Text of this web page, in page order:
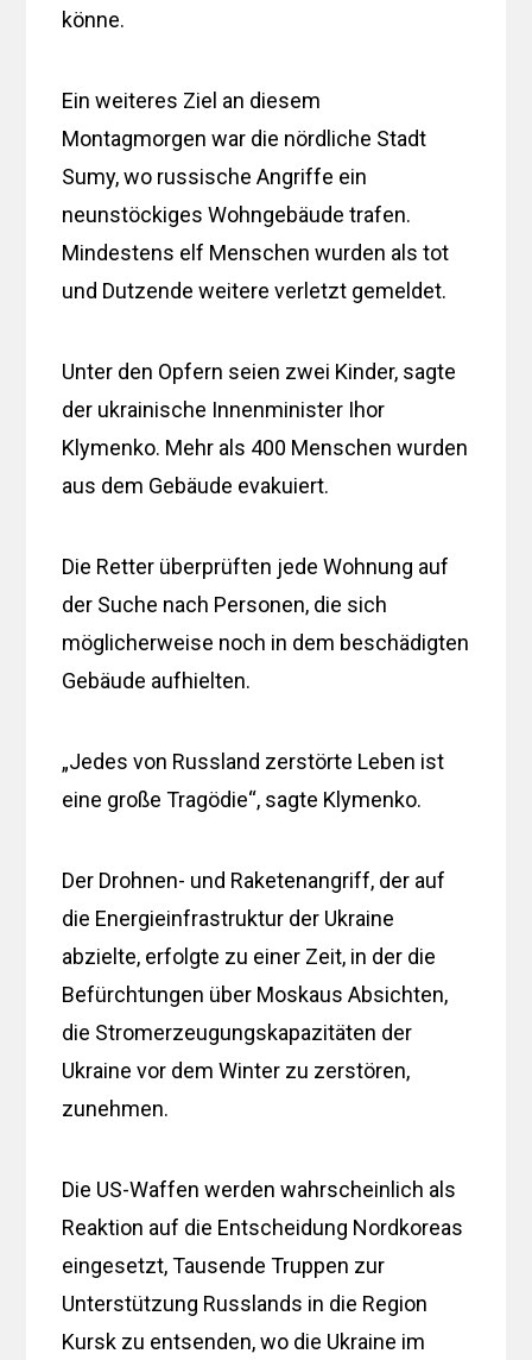
könne.
Ein weiteres Ziel an diesem
Montagmorgen war die nördliche Stadt
Sumy, wo russische Angriffe ein
neunstöckiges Wohngebäude trafen.
Mindestens elf Menschen wurden als tot
und Dutzende weitere verletzt gemeldet.
Unter den Opfern seien zwei Kinder, sagte
der ukrainische Innenminister Ihor
Klymenko. Mehr als 400 Menschen wurden
aus dem Gebäude evakuiert.
Die Retter überprüften jede Wohnung auf
der Suche nach Personen, die sich
möglicherweise noch in dem beschädigten
Gebäude aufhielten.
„Jedes von Russland zerstörte Leben ist
eine große Tragödie“, sagte Klymenko.
Der Drohnen- und Raketenangriff, der auf
die Energieinfrastruktur der Ukraine
abzielte, erfolgte zu einer Zeit, in der die
Befürchtungen über Moskaus Absichten,
die Stromerzeugungskapazitäten der
Ukraine vor dem Winter zu zerstören,
zunehmen.
Die US-Waffen werden wahrscheinlich als
Reaktion auf die Entscheidung Nordkoreas
eingesetzt, Tausende Truppen zur
Unterstützung Russlands in die Region
Kursk zu entsenden, wo die Ukraine im